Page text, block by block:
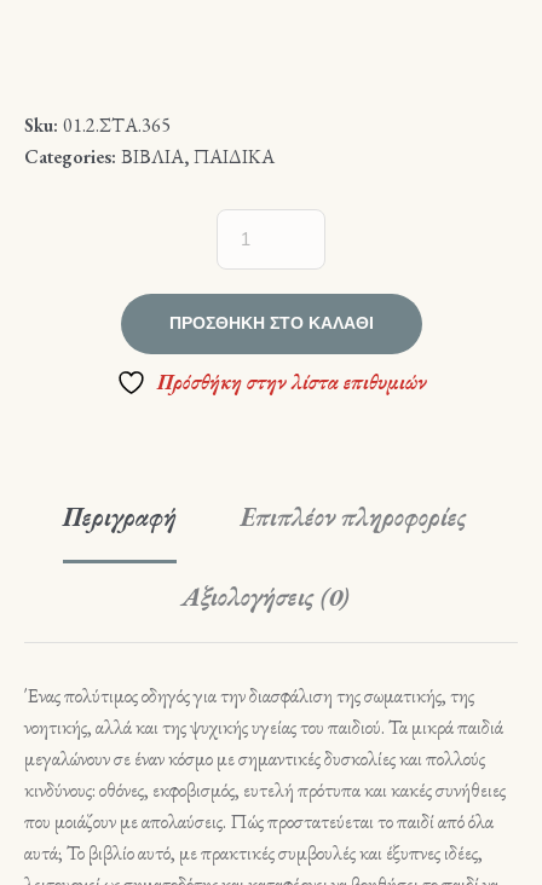
Sku: 01.2.ΣΤΑ.365
Categories: ΒΙΒΛΙΑ,ΠΑΙΔΙΚΑ
ΠΡΟΣΘΉΚΗ ΣΤΟ ΚΑΛΆΘΙ
Πρόσθήκη στην λίστα επιθυμιών
Περιγραφή Επιπλέον πληροφορίες
Αξιολογήσεις (0)
Ένας πολύτιμος οδηγός για την διασφάλιση της σωματικής, της
νοητικής, αλλά και της ψυχικής υγείας του παιδιού. Τα μικρά παιδιά
μεγαλώνουν σε έναν κόσμο με σημαντικές δυσκολίες και πολλούς
κινδύνους: οθόνες, εκφοβισμός, ευτελή πρότυπα και κακές συνήθειες
που μοιάζουν με απολαύσεις. Πώς προστατεύεται το παιδί από όλα
αυτά; Το βιβλίο αυτό, με πρακτικές συμβουλές και έξυπνες ιδέες,